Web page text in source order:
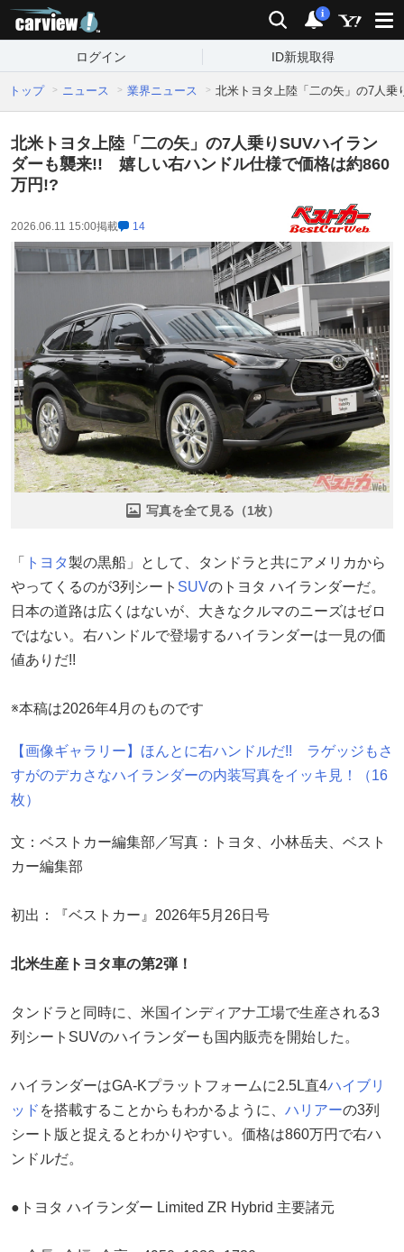
検索 通知
i
ログイン ID新規取得
トップ ニュース 業界ニュース 北米トヨタ上陸「二の矢」の7人
北米トヨタ上陸「二の矢」の7人乗りSUVハイラン
ダーも襲来!! 嬉しい右ハンドル仕様で価格は約860
万円!?
2026.06.11 15:00掲載 14
写真を全て見る（1枚）
「 トヨタ製の黒船」として、タンドラと共にアメリカから
やってくるのが3列シート SUVのトヨタ ハイランダーだ。
日本の道路は広くはないが、大きなクルマのニーズはゼロ
ではない。右ハンドルで登場するハイランダーは一見の価
値ありだ!!
※本稿は2026年4月のものです
【画像ギャラリー】ほんとに右ハンドルだ!! ラゲッジもさ
すがのデカさなハイランダーの内装写真をイッキ見！（16
枚）
文：ベストカー編集部／写真：トヨタ、小林岳夫、ベスト
カー編集部
初出：『ベストカー』2026年5月26日号
北米生産トヨタ車の第2弾！
タンドラと同時に、米国インディアナ工場で生産される3
列シートSUVのハイランダーも国内販売を開始した。
ハイランダーはGA-Kプラットフォームに2.5L直4ハイブリ
ッド を搭載することからもわかるように、 ハリアーの3列
シート版と捉えるとわかりやすい。価格は860万円で右ハ
ンドルだ。
●トヨタ ハイランダー Limited ZR Hybrid 主要諸元